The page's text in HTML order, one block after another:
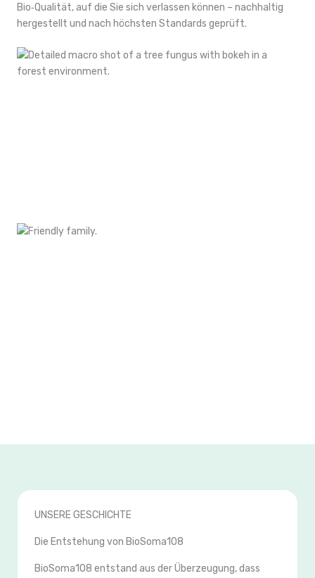
Bio‑Qualität, auf die Sie sich verlassen können – nachhaltig
hergestellt und nach höchsten Standards geprüft.
UNSERE GESCHICHTE
Die Entstehung von BioSoma108
BioSoma108 entstand aus der Überzeugung, dass